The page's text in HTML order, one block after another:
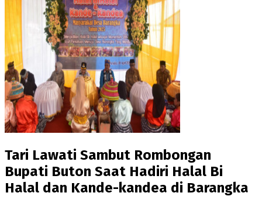
Tari Lawati Sambut Rombongan
Bupati Buton Saat Hadiri Halal Bi
Halal dan Kande-kandea di Barangka